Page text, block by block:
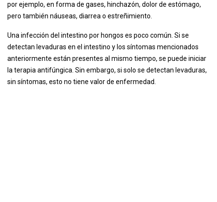
por ejemplo, en forma de gases, hinchazón, dolor de estómago,
pero también náuseas, diarrea o estreñimiento.
Una infección del intestino por hongos es poco común. Si se
detectan levaduras en el intestino y los síntomas mencionados
anteriormente están presentes al mismo tiempo, se puede iniciar
la terapia antifúngica. Sin embargo, si solo se detectan levaduras,
sin síntomas, esto no tiene valor de enfermedad.